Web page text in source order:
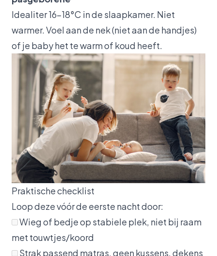
Idealiter 16-18°C in de slaapkamer. Niet
warmer. Voel aan de nek (niet aan de handjes)
of je baby het te warm of koud heeft.
Praktische checklist
Loop deze vóór de eerste nacht door:
Wieg of bedje op stabiele plek, niet bij raam
met touwtjes/koord
Strak passend matras, geen kussens, dekens